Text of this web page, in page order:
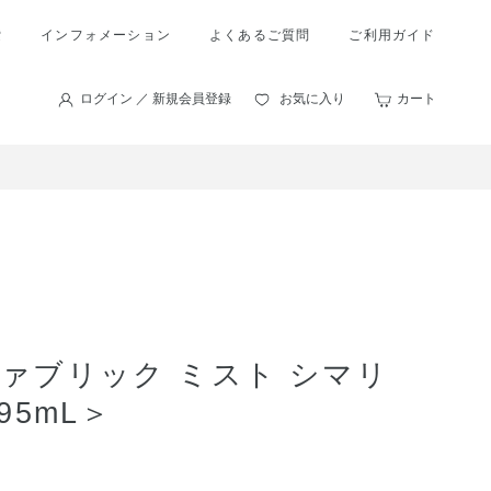
インフォメーション よくあるご質問 ご利用ガイド
ログイン ／ 新規会員登録 お気に入り カート
ブリック ミスト シマリ
＞